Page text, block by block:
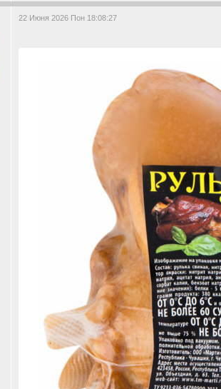
22 Июня 2026 Пон 18:08:27